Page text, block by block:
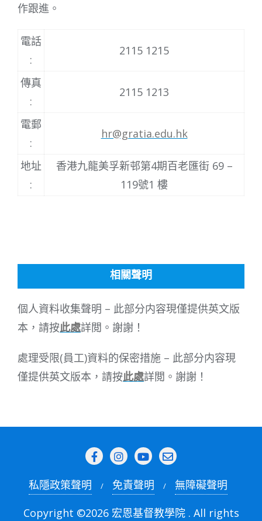
作跟進。
電話
:
2115 1215
傳真
:
2115 1213
電郵
:
hr@gratia.edu.hk
地址
:
香港九龍美孚新邨第4期百老匯街 69 –
119號1 樓
相關聲明
個人資料收集聲明 – 此部分内容現僅提供英文版
本，請按此處詳閲。謝謝！
處理受限(員工)資料的保密措施 – 此部分内容現
僅提供英文版本，請按此處詳閲。謝謝！
私隱政策聲明 免責聲明
無障礙聲明
Copyright ©2026 宏恩基督教學院 . All rights